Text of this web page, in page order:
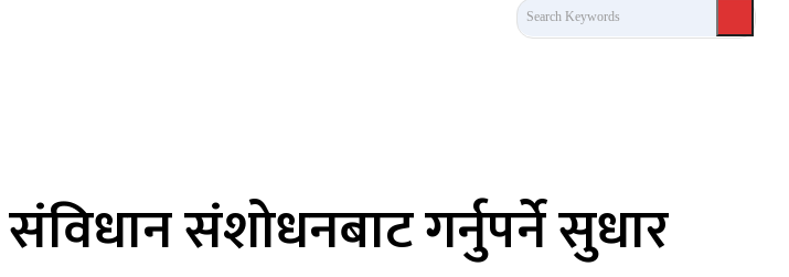
Search Keywords
संविधान संशोधनबाट गर्नुपर्ने सुधार